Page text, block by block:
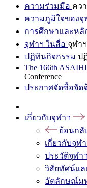
ความร่วมมือ คว
ความภูมิใจของจุ
การศึกษาและหลั
จุฬาฯ ในสื่อ จุฬา
ปฏิทินกิจกรรม ป
The 166th
Conference
ประกาศจัดซื้อจัด
เกี่ยวกับจุฬาฯ
ย้อนกลั
เกี่ยวกับจุฬ
ประวัติจุฬาฯ
วิสัยทัศน์แล
อัตลักษณ์ม